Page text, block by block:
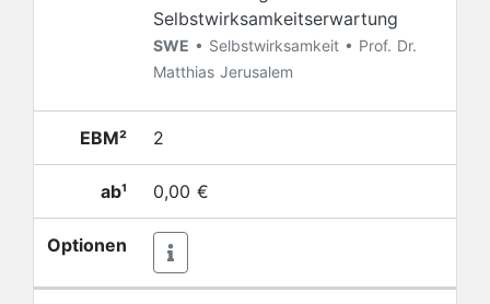
Selbstwirksamkeitserwartung
SWE • Selbstwirksamkeit • Prof. Dr.
Matthias Jerusalem
EBM² 2
ab¹ 0,00 €
Optionen